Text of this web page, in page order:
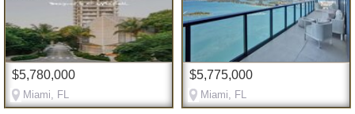
$5,780,000
Miami, FL
$5,775,000
Miami, FL